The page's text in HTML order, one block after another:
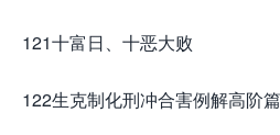
121十富日、十恶大败
122生克制化刑冲合害例解高阶篇